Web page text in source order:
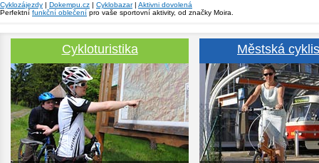
Cyklozájezdy | Dokempu.cz | Cyklobazar| Aktivni dovolená
Perfektní funkční oblečení pro vaše sportovní aktivity, od značky Moira.
Cykloturistika Městská